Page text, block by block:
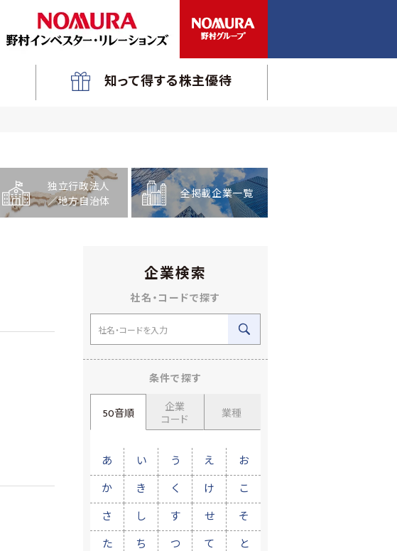
知って得する株主優待
独立行政法人
／地方自治体
全掲載企業一覧
企業検索
社名・コードで探す
条件で探す
50音順
企業
コード
業種
あ い う え お
か き く け こ
さ し す せ そ
た ち つ て と